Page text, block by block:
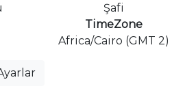
Şafi
TimeZone
Africa/Cairo (GMT 2)